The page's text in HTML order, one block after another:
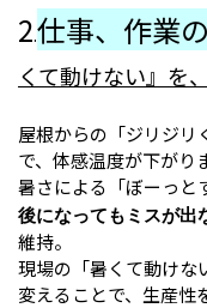
2.仕事、作
くて動けない』を
屋根からの「ジリジリ
で、体感温度が下がり
暑さによる「ぼーっと
後になってもミスが出
維持。
現場の「暑くて動けな
変えることで、生産性